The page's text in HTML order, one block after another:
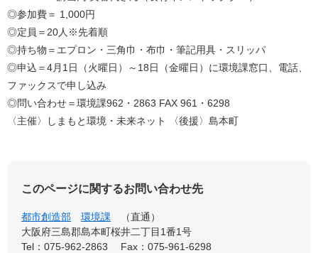
◎参加費＝ 1,000円
​◎定員＝20人※先着順
◎持ち物＝エプロン・三角巾・布巾・筆記用具・スリッパ
◎申込＝4月1日（火曜日）～18日（金曜日）に環境課窓口、電話、
ファックスで申し込み
◎問い合わせ＝環境課962・2863 FAX 961・6298
〈主催〉しまもと環境・未来ネット 〈後援〉島本町
このページに関するお問い合わせ先
都市創造部 環境課
直通
大阪府三島郡島本町桜井二丁目1番1号
Tel：075-962-2863
Fax：075-961-6298